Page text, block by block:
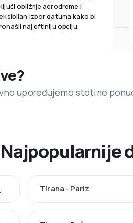
obližnje aerodrome i
izbor datuma kako bi
najjeftiniju opciju.
upoređujemo stotine
Tirana - Pariz